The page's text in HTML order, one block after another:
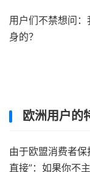
用户们不禁想问
身的？
欧洲用户的
由于欧盟消费者
直接”：如果你不